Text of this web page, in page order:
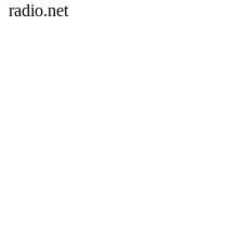
radio.net